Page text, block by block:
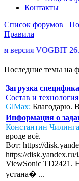
Контакты
Список форумов
Правила
VOGBIT
Последние темы на
Загрузка
Состав и технология
GlMax: Благодарю.
Информация о
Константин
вроде всё.
Вот: https://
https://
ViewSonic TD2421.
устана� ...